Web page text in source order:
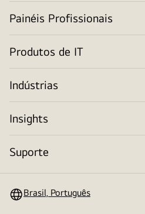
Painéis Profissionais
Produtos de IT
Indústrias
Insights
Suporte
Brasil, Português